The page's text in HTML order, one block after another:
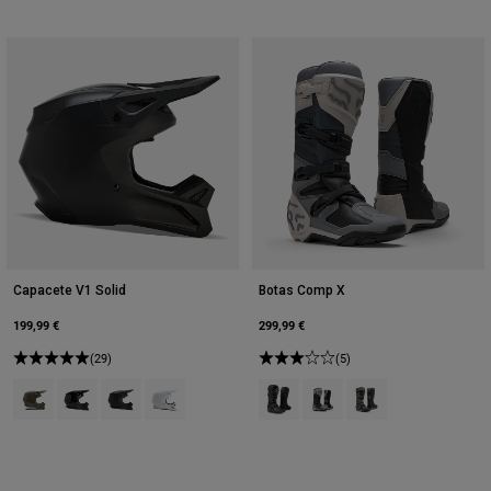
Capacete V1 Solid
199,99 €
(29)
Product swatch type of Cinzas.
Product swatch type of Preto.
Product swatch type of Preto Mate.
Product swatch type of Branco fosco.
Botas Comp X
299,99 €
(5)
Product swatch type of Preto.
Product swatch type of
Product swatch